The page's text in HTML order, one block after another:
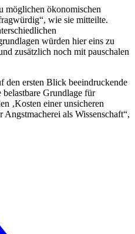
möglichen ökonomischen
wie sie mitteilte.
würden hier eins zu
zusätzlich noch mit pauschalen
den ersten Blick beeindruckende
Grundlage für
‚Kosten einer unsicheren
Angstmacherei als Wissenschaft“,